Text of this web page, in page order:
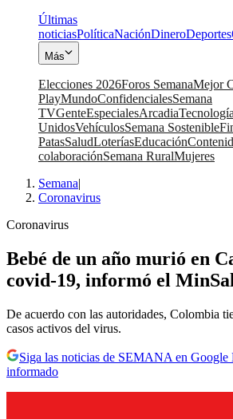
Últimas
noticiasPolíticaNaciónDineroDeportes
Más
Elecciones 2026Foros SemanaMejor
PlayMundoConfidencialesSemana
TVGenteEspecialesArcadiaTecnología
UnidosVehículosSemana Sostenible
PatasSaludLoteríasEducación
colaboraciónSemana RuralMujeres
Semana|
Coronavirus
Coronavirus
Bebé de un año murió en
covid-19, informó el
De acuerdo con las autoridades, Colombia
casos activos del virus.
Siga las noticias de SEMANA en Google
informado